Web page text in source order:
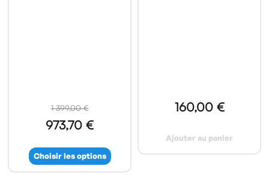
1 399,00 €
973,70 €
Choisir les options
160,00 €
Ajouter au panier